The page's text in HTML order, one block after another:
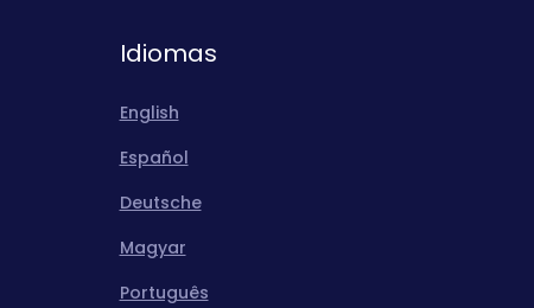
Idiomas
English
Español
Deutsche
Magyar
Português